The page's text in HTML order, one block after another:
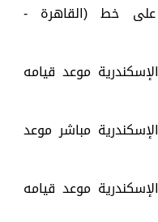
على خط (القاهرة -
الإسكندرية موعد قيامه
الإسكندرية مباشر موعد
الإسكندرية موعد قيامه